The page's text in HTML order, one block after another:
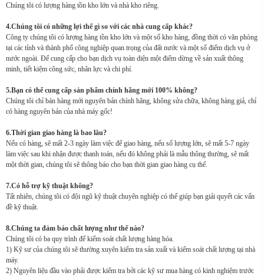
Chúng tôi có lượng hàng tồn kho lớn và nhà kho riêng.
4.Chúng tôi có những lợi thế gì so với các nhà cung cấp khác?
Công ty chúng tôi có lượng hàng tồn kho lớn và một số kho hàng, đồng thời có văn phòng
tại các tỉnh và thành phố công nghiệp quan trọng của đất nước và một số điểm dịch vụ ở
nước ngoài. Để cung cấp cho bạn dịch vụ toàn diện một điểm dừng về sản xuất thông
minh, tiết kiệm công sức, nhân lực và chi phí.
5.Bạn có thể cung cấp sản phẩm chính hãng mới 100% không?
Chúng tôi chỉ bán hàng mới nguyên bản chính hãng, không sửa chữa, không hàng giả, chỉ
có hàng nguyên bản của nhà máy gốc!
6.Thời gian giao hàng là bao lâu?
Nếu có hàng, sẽ mất 2-3 ngày làm việc để giao hàng, nếu số lượng lớn, sẽ mất 5-7 ngày
làm việc sau khi nhận được thanh toán, nếu đó không phải là mẫu thông thường, sẽ mất
một thời gian, chúng tôi sẽ thông báo cho bạn thời gian giao hàng cụ thể.
7.Có hỗ trợ kỹ thuật không?
Tất nhiên, chúng tôi có đội ngũ kỹ thuật chuyên nghiệp có thể giúp bạn giải quyết các vấn
đề kỹ thuật.
8.Chúng ta đảm bảo chất lượng như thế nào?
Chúng tôi có ba quy trình để kiểm soát chất lượng hàng hóa.
1) Kỹ sư của chúng tôi sẽ thường xuyên kiểm tra sản xuất và kiểm soát chất lượng tại nhà
máy.
2) Nguyên liệu đầu vào phải được kiểm tra bởi các kỹ sư mua hàng có kinh nghiệm trước